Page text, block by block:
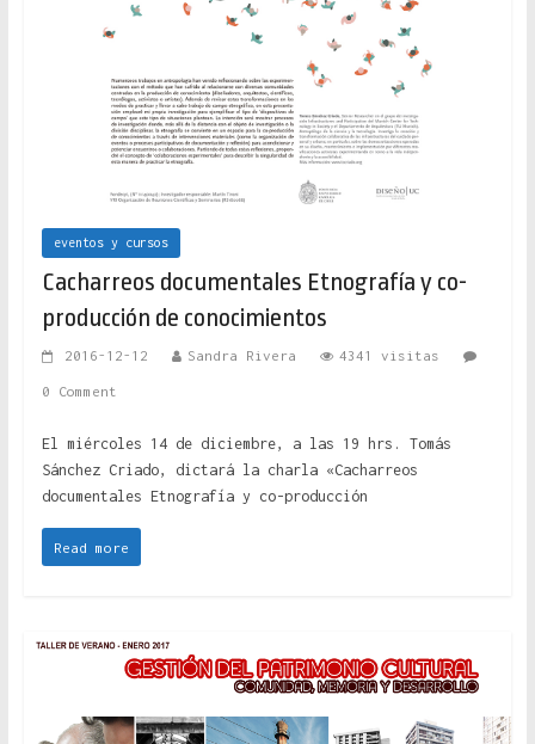
eventos y cursos
Cacharreos documentales Etnografía y co-
producción de conocimientos
2016-12-12 Sandra Rivera 4341 visitas
0 Comment
El miércoles 14 de diciembre, a las 19 hrs. Tomás
Sánchez Criado, dictará la charla «Cacharreos
documentales Etnografía y co-producción
Read more